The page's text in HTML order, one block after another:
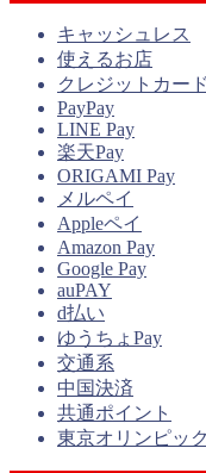
キャッシュレス
使えるお店
クレジットカード
PayPay
LINE Pay
楽天Pay
ORIGAMI Pay
メルペイ
Appleペイ
Amazon Pay
Google Pay
auPAY
d払い
ゆうちょPay
交通系
中国決済
共通ポイント
東京オリンピック